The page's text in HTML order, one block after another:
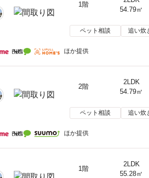
1階
54.79㎡
ペット相談 追い炊
ほか提供
2階
2LDK
54.79㎡
ペット相談 追い炊
ほか提供
1階
2LDK
55.28㎡